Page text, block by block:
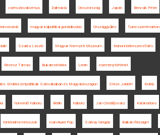
csehszlovakizmus Dalmácia Oroszország Japán Bencsik Péter
magyar külpolitikai gondolkodás Országgyűlés Turócszentmárton
Szarka László Magyar Nemzeti Múzeum trianoni békeszerződés
Révész Tamás Bukaresti béke Lenin eseménytörténet
Emlékezetpolitikák Szlovákiában és Magyarországon Steve Jobbitt Erdély
honvédő háború Berlin háború Jan Chodějovský Karánsebes
történelmi mítoszok Ioan-Aurel Pop Szilvay Gergely Balkán-félsziget